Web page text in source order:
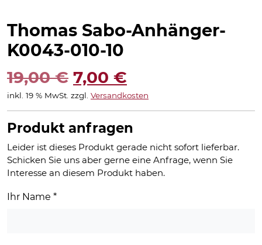
Thomas Sabo-Anhänger-
K0043-010-10
19,00€ Ursprünglicher
Preis
war:
19,00 €
7,00 €
Preis
ist:
7,00 €.
inkl. 19 % MwSt. zzgl. Versandkosten
Produkt anfragen
Leider ist dieses Produkt gerade nicht sofort lieferbar.
Schicken Sie uns aber gerne eine Anfrage, wenn Sie
Interesse an diesem Produkt haben.
Ihr Name *